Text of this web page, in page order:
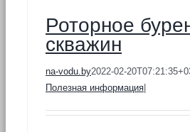
Роторное
скважин
na-vodu.by2022-02-
Полезная информация